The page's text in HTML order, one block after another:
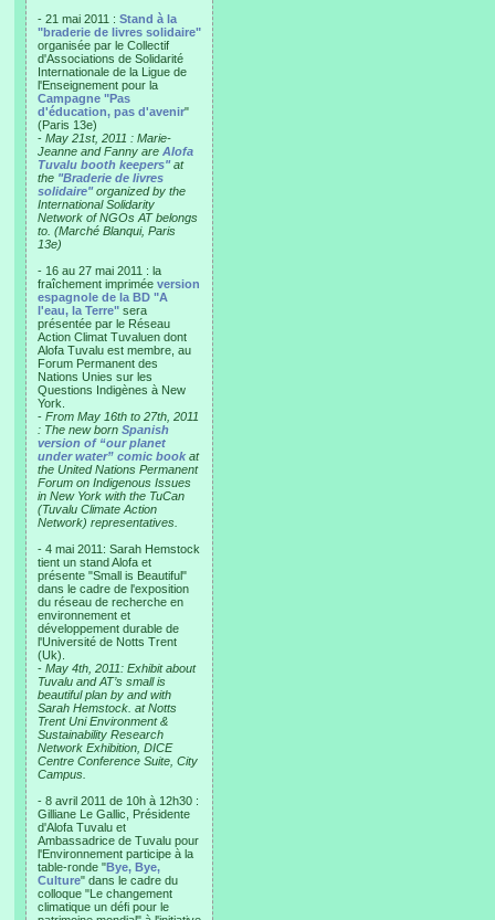
- 21 mai 2011 : Stand à la
"braderie de livres solidaire"
organisée par le Collectif
d'Associations de Solidarité
Internationale de la Ligue de
l'Enseignement pour la
Campagne "Pas
d'éducation, pas d'avenir"
(Paris 13e)
- May 21st, 2011 : Marie-
Jeanne and Fanny are Alofa
Tuvalu booth keepers"at
the "Braderie de livres
solidaire"organized by the
International Solidarity
Network of NGOs AT belongs
to. (Marché Blanqui, Paris
13e)
- 16 au 27 mai 2011 : la
fraîchement imprimée version
espagnole de la BD "A
l'eau, la Terre" sera
présentée par le Réseau
Action Climat Tuvaluen dont
Alofa Tuvalu est membre, au
Forum Permanent des
Nations Unies sur les
Questions Indigènes à New
York.
- From May 16th to 27th, 2011
: The new born Spanish
version of “our planet
under water” comic book at
the United Nations Permanent
Forum on Indigenous Issues
in New York with the TuCan
(Tuvalu Climate Action
Network) representatives.
- 4 mai 2011: Sarah Hemstock
tient un stand Alofa et
présente "Small is Beautiful"
dans le cadre de l'exposition
du réseau de recherche en
environnement et
développement durable de
l'Université de Notts Trent
(Uk).
- May 4th, 2011: Exhibit about
Tuvalu and AT’s small is
beautiful plan by and with
Sarah Hemstock. at Notts
Trent Uni Environment &
Sustainability Research
Network Exhibition, DICE
Centre Conference Suite, City
Campus.
- 8 avril 2011 de 10h à 12h30 :
Gilliane Le Gallic, Présidente
d'Alofa Tuvalu et
Ambassadrice de Tuvalu pour
l'Environnement participe à la
table-ronde "Bye, Bye,
Culture" dans le cadre du
colloque "Le changement
climatique un défi pour le